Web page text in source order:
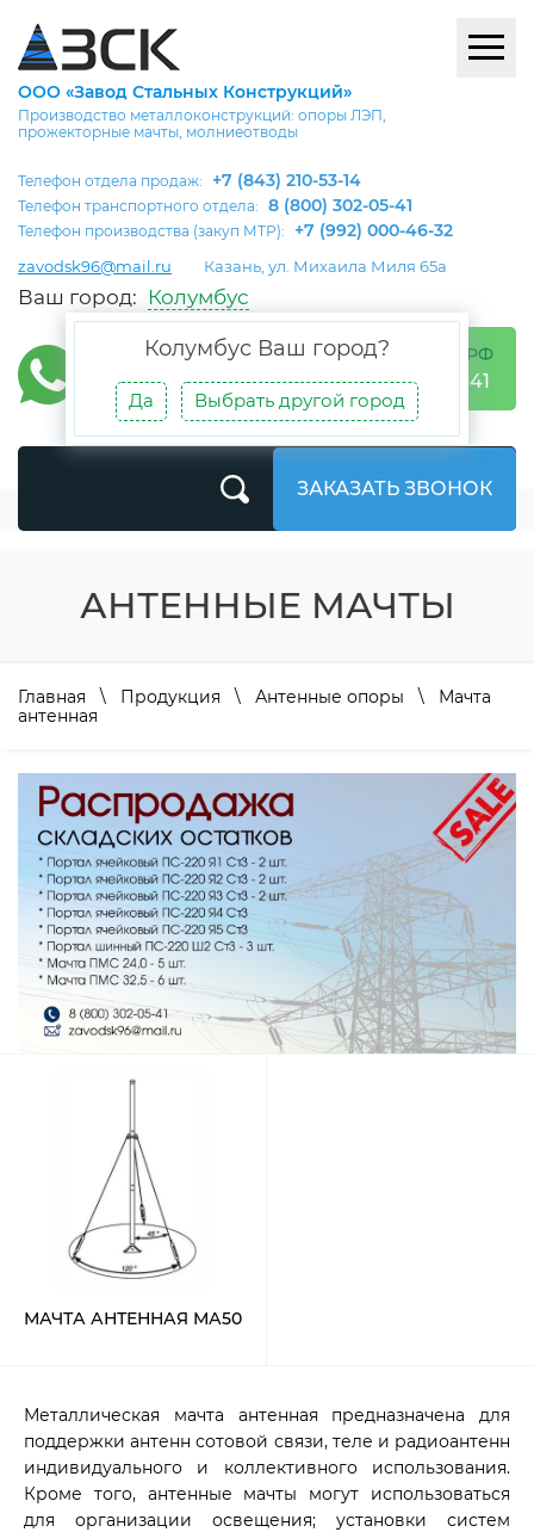
ООО «Завод Стальных Конструкций»
Производство металлоконструкций: опоры ЛЭП,
прожекторные мачты, молниеотводы
Телефон отдела продаж: +7 (843) 210-53-14
Телефон транспортного отдела: 8 (800) 302-05-41
Телефон производства (закуп МТР): +7 (992) 000-46-32
zavodsk96@mail.ru Казань, ул. Михаила Миля 65а
Ваш город: Колумбус
Колумбус Ваш город?
Да Выбрать другой город
БЕСПЛАТНО ПО РФ
8 (800) 302-05-41
ЗАКАЗАТЬ ЗВОНОК
АНТЕННЫЕ МАЧТЫ
Главная \ Продукция \ Антенные опоры \ Мачта
антенная
МАЧТА АНТЕННАЯ МА50
Металлическая мачта антенная предназначена для
поддержки антенн сотовой связи, теле и радиоантенн
индивидуального и коллективного использования.
Кроме того, антенные мачты могут использоваться
для организации освещения; установки систем